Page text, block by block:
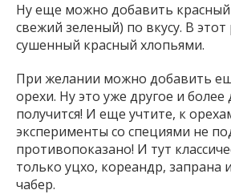
Ну еще можно добавить красный
свежий зеленый) по вкусу. В этот
сушенный красный хлопьями.
При желании можно добавить
орехи. Ну это уже другое и
получится! И еще учтите, к
эксперименты со специями не
противопоказано! И тут
только уцхо, кореандр, запрана
чабер.